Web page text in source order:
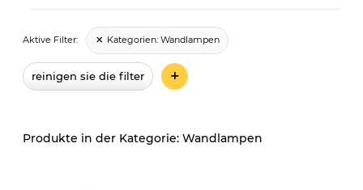
Aktive Filter: Kategorien: Wandlampen
reinigen sie die filter +
Wandlampen